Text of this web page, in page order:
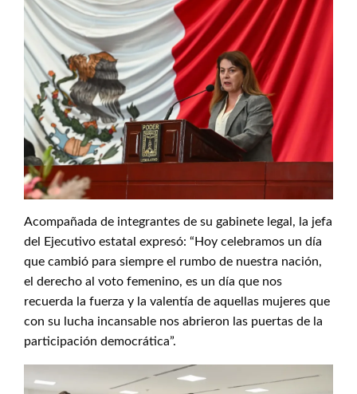
Acompañada de integrantes de su gabinete legal, la jefa
del Ejecutivo estatal expresó: “Hoy celebramos un día
que cambió para siempre el rumbo de nuestra nación,
el derecho al voto femenino, es un día que nos
recuerda la fuerza y la valentía de aquellas mujeres que
con su lucha incansable nos abrieron las puertas de la
participación democrática”.